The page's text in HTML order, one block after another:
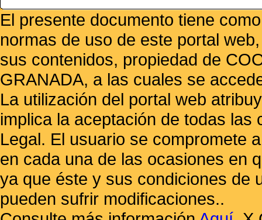
El presente documento tiene
normas de uso de este portal
sus contenidos, propiedad de
GRANADA, a las cuales se
La utilización del portal web
implica la aceptación de todas
Legal. El usuario se compromete
en cada una de las ocasiones en
ya que éste y sus condiciones de
pueden sufrir modificaciones..